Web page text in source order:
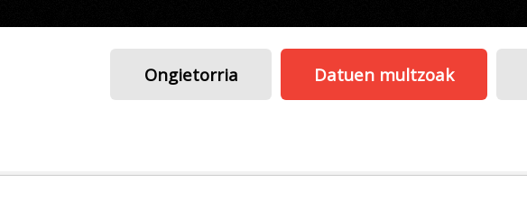
Ongietorria Datuen multzoak